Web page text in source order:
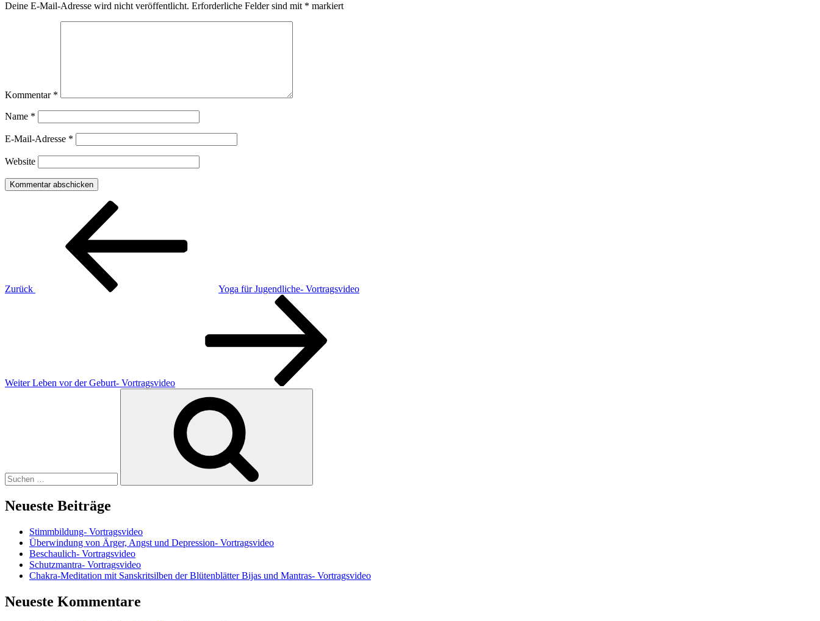
Deine E-Mail-Adresse wird nicht veröffentlicht. Erforderliche Felder sind mit * markiert
Kommentar *
Name *
E-Mail-Adresse *
Website
Beitragsnavigation
Zurück
Yoga für Jugendliche- Vortragsvideo
Weiter Leben vor der Geburt- Vortragsvideo
Neueste Beiträge
Stimmbildung- Vortragsvideo
Überwindung von Ärger, Angst und Depression- Vortragsvideo
Beschaulich- Vortragsvideo
Schutzmantra- Vortragsvideo
Chakra-Meditation mit Sanskritsilben der Blütenblätter Bijas und Mantras- Vortragsvideo
Neueste Kommentare